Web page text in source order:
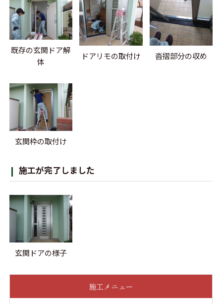
既存の玄関ドア解
体
ドアリモの取付け 沓摺部分の収め
玄関枠の取付け
施工が完了しました
玄関ドアの様子
施工メニュー